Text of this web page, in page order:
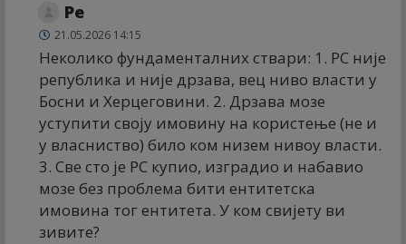
Ре
21.05.2026 14:15
Неколико фундаменталних ствари: 1. РС није
република и није дрзава, вец ниво власти у
Босни и Херцеговини. 2. Дрзава мозе
уступити своју имовину на користење (не и
у власниство) било ком низем нивоу власти.
3. Све сто је РС купио, изградио и набавио
мозе без проблема бити ентитетска
имовина тог ентитета. У ком свијету ви
зивите?